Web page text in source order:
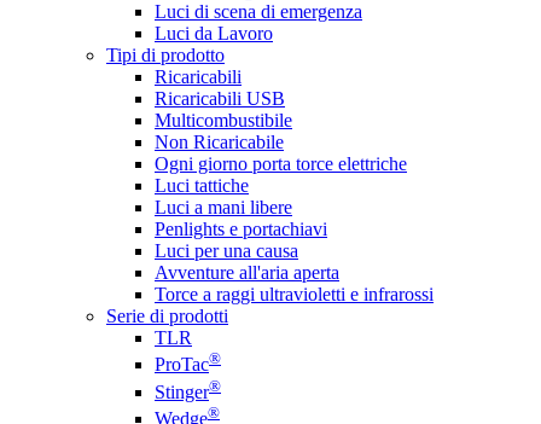
Luci di scena di emergenza
Luci da Lavoro
Tipi di prodotto
Ricaricabili
Ricaricabili USB
Multicombustibile
Non Ricaricabile
Ogni giorno porta torce elettriche
Luci tattiche
Luci a mani libere
Penlights e portachiavi
Luci per una causa
Avventure all'aria aperta
Torce a raggi ultravioletti e infrarossi
Serie di prodotti
TLR
ProTac®
Stinger®
Wedge®